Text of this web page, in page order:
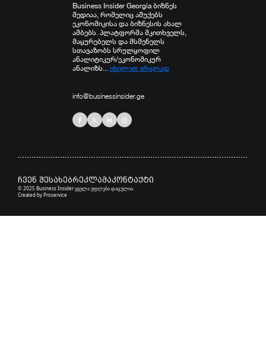
Business Insider Georgia ბიზნეს
მედიაა, რომელიც აშუქებს
ეკონომიკისა და ბიზნესის ახალ
ამბებს. პლატფორმა მკითხველს,
მაყურებელს და მსმენელს
სთავაზობს სრულყოფილ
ანალიტიკურ/ეკონომიკურ
ანალიზს... იხილეთ ვრცლად
info@businessinsider.ge
ჩვენ შესახებრეკლამაკონტაქტი
© 2025 Business Insider ყველა უფლება დაცულია.
Created byProservice